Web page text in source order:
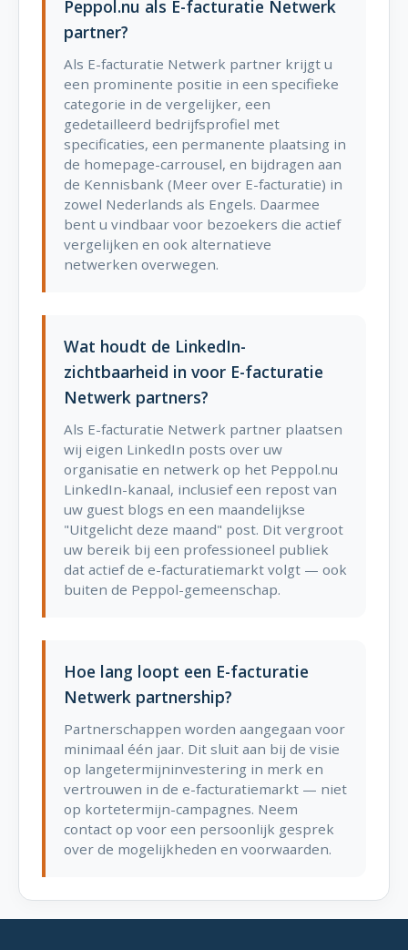
Peppol.nu als E-facturatie Netwerk
partner?
Als E-facturatie Netwerk partner krijgt u
een prominente positie in een specifieke
categorie in de vergelijker, een
gedetailleerd bedrijfsprofiel met
specificaties, een permanente plaatsing in
de homepage-carrousel, en bijdragen aan
de Kennisbank (Meer over E-facturatie) in
zowel Nederlands als Engels. Daarmee
bent u vindbaar voor bezoekers die actief
vergelijken en ook alternatieve
netwerken overwegen.
Wat houdt de LinkedIn-
zichtbaarheid in voor E-facturatie
Netwerk partners?
Als E-facturatie Netwerk partner plaatsen
wij eigen LinkedIn posts over uw
organisatie en netwerk op het Peppol.nu
LinkedIn-kanaal, inclusief een repost van
uw guest blogs en een maandelijkse
"Uitgelicht deze maand" post. Dit vergroot
uw bereik bij een professioneel publiek
dat actief de e-facturatiemarkt volgt — ook
buiten de Peppol-gemeenschap.
Hoe lang loopt een E-facturatie
Netwerk partnership?
Partnerschappen worden aangegaan voor
minimaal één jaar. Dit sluit aan bij de visie
op langetermijninvestering in merk en
vertrouwen in de e-facturatiemarkt — niet
op kortetermijn-campagnes. Neem
contact op voor een persoonlijk gesprek
over de mogelijkheden en voorwaarden.